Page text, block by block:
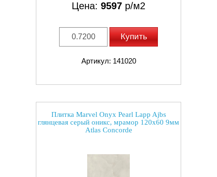
Цена: 9597 р/м2
Купить
Артикул: 141020
Плитка Marvel Onyx Pearl Lapp Ajbs
глянцевая серый оникс, мрамор 120x60 9мм
Atlas Concorde